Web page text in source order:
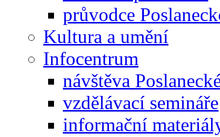
průvodce
Kultura a umění
Infocentrum
návštěva
vzdělávací semináře
informační